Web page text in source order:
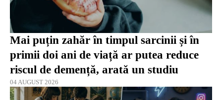
Mai puțin zahăr în timpul sarcinii și în
primii doi ani de viață ar putea reduce
riscul de demență, arată un studiu
04 AUGUST 2026